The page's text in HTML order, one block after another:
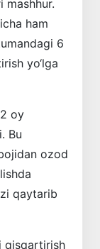
mashhur.
ham
6
yo‘lga
oy
Bu
ozod
qaytarib
qisqartirish